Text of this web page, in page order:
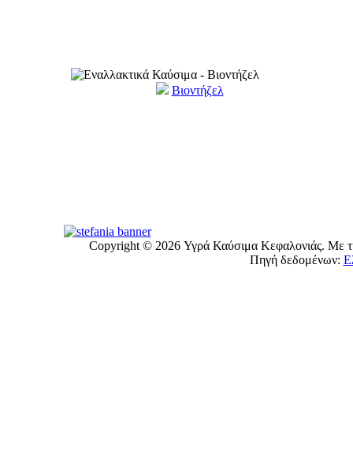
Βιοντήζελ
Copyright © 2026 Υγρά Καύσιμα Κεφαλονιάς. Με
Πηγή δεδομένων: